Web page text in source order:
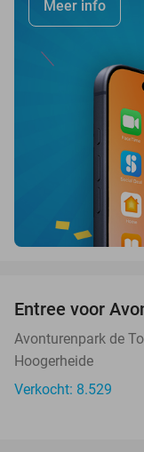
Meer info
Entree voor
Avonturenpark de
Hoogerheide
Verkocht: 8.529